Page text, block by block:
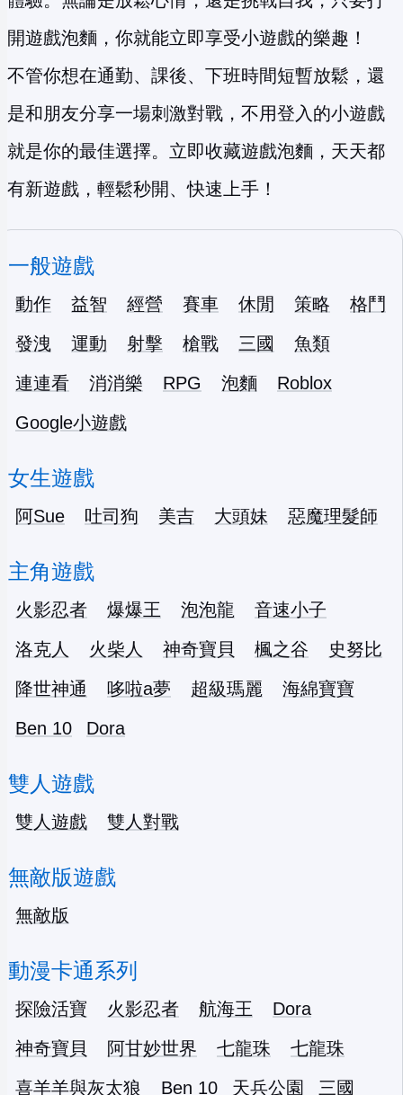
開遊戲泡麵，你就能立即享受小遊戲的樂趣！
不管你想在通勤、課後、下班時間短暫放鬆，還
是和朋友分享一場刺激對戰，不用登入的小遊戲
就是你的最佳選擇。立即收藏遊戲泡麵，天天都
有新遊戲，輕鬆秒開、快速上手！
一般遊戲
動作 益智 經營 賽車 休閒 策略
格鬥
發洩
運動 射擊 槍戰 三國
魚類
連連看
消消樂 RPG 泡麵
Roblox
Google小遊戲
女生遊戲
阿Sue 吐司狗 美吉 大頭妹 惡魔理髮師
主角遊戲
火影忍者 爆爆王 泡泡龍
音速小子
洛克人
火柴人 神奇寶貝 楓之谷
史努比
降世神通
哆啦a夢 超級瑪麗
海綿寶寶
Ben 10
Dora
雙人遊戲
雙人遊戲 雙人對戰
無敵版遊戲
無敵版
動漫卡通系列
探險活寶 火影忍者 航海王
Dora
神奇寶貝
阿甘妙世界 七龍珠
七龍珠
喜羊羊與灰太狼
Ben 10 天兵公園
三國